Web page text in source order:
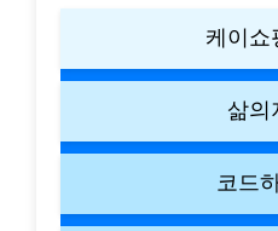
케이쇼
삶의
코드